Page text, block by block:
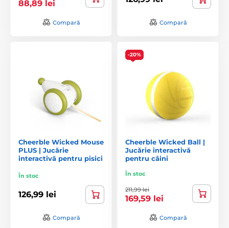
88,89 lei
Compară Compară
Cheerble Wicked Mouse
PLUS | Jucărie
interactivă pentru pisici
În stoc
126,99 lei
Compară
-20%
Cheerble Wicked Ball |
Jucărie interactivă
pentru câini
În stoc
211,99 lei
169,59 lei
Compară